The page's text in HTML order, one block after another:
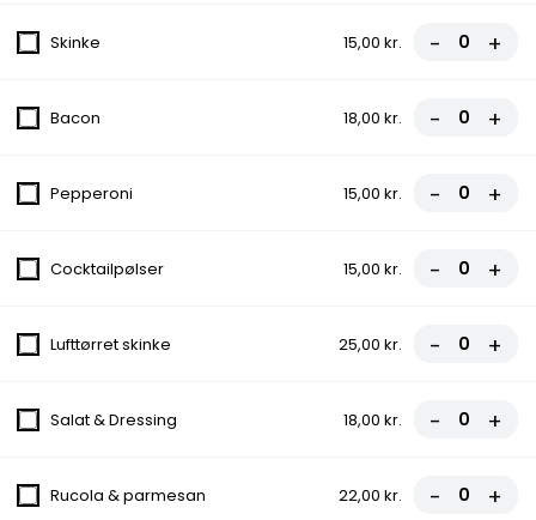
Tomatsauce, Ost, Kebab, Kylling,
Champignon, Løg, Rød Peber
Tomatsauce, Ost, Skinke, Pepperoni,
Tomatsauce, Ost, Kylling, Friske Tomater,
fra
Skinke 15,00 kr. - +
Bacon 18,00 kr. - +
Pepperoni 15,00 kr. - +
Cocktailpølser 15,00 kr. - +
Lufttørret skinke 25,00 kr. - +
Salat & Dressing 18,00 kr. - +
Rucola & parmesan 22,00 kr. - +